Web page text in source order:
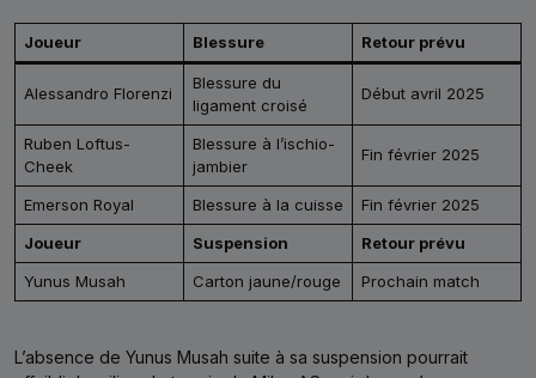
Joueur Blessure Retour prévu
Alessandro Florenzi
Blessure du
ligament croisé
Début avril 2025
Ruben Loftus-
Cheek
Blessure à l’ischio-
jambier
Fin février 2025
Emerson Royal Blessure à la cuisse
Fin février 2025
Joueur
Suspension
Retour prévu
Yunus Musah
Carton jaune/rouge Prochain match
L’absence de Yunus Musah suite à sa suspension pourrait